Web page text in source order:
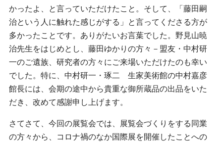
かったよ、と言っていただけたこと。そして、「藤田嗣
治という人に触れた感じがする」と言ってくださる方が
多かったことです。ありがたいお言葉でした。野見山暁
治先生をはじめとし、藤田ゆかりの方々－盟友・中村研
一のご遺族、研究者の方々にご来場いただけたのも幸い
でした。特に、中村研一・琢二 生家美術館の中村嘉彦
館長には、会期の途中から貴重な御所蔵品の出品をいた
だき、改めて感謝申し上げます。
さてさて、今回の展覧会では、展覧会づくりをする同業
の方々から、コロナ禍のなか国際展を開催したことへの